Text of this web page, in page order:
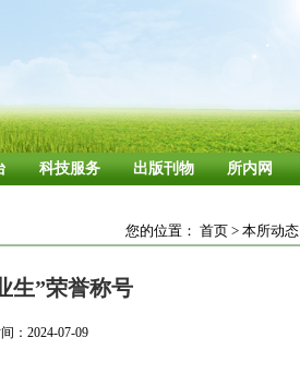
科技服务 出版刊物 所内网
您的位置： 首页 > 本所动态
生”荣誉称号
：2024-07-09